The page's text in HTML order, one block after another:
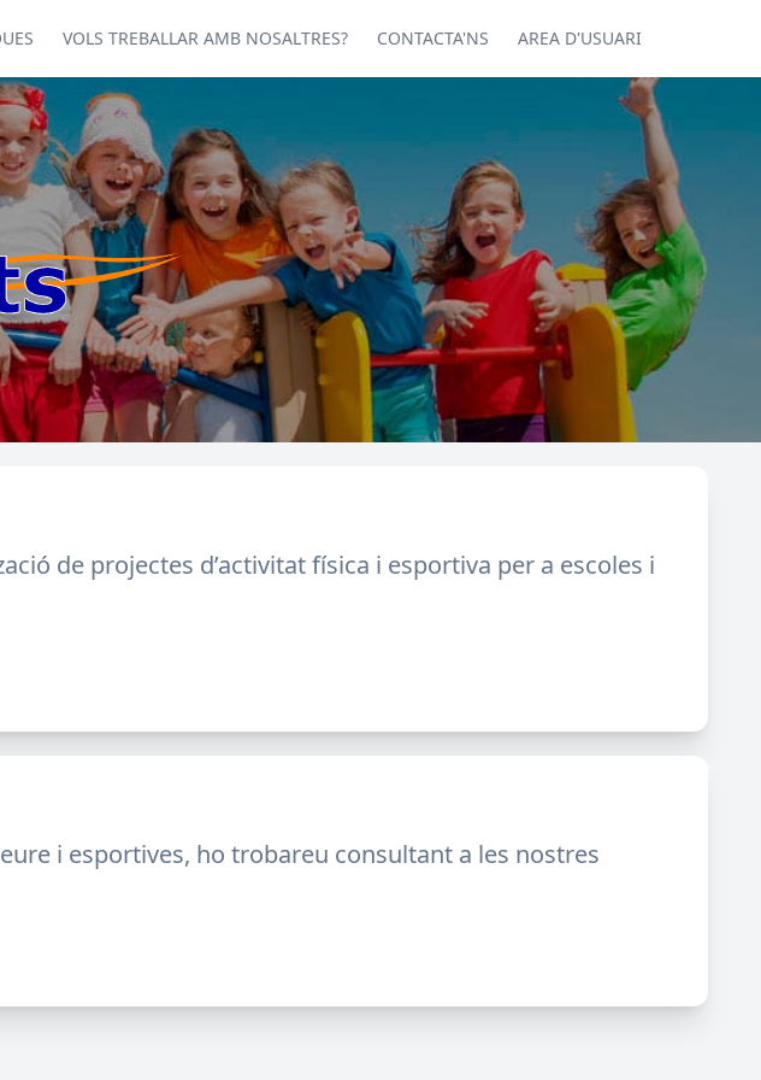
VOLS TREBALLAR AMB NOSALTRES? CONTACTA'NS AREA D'USUARI
de projectes d’activitat física i esportiva per a escoles i
i esportives, ho trobareu consultant a les nostres